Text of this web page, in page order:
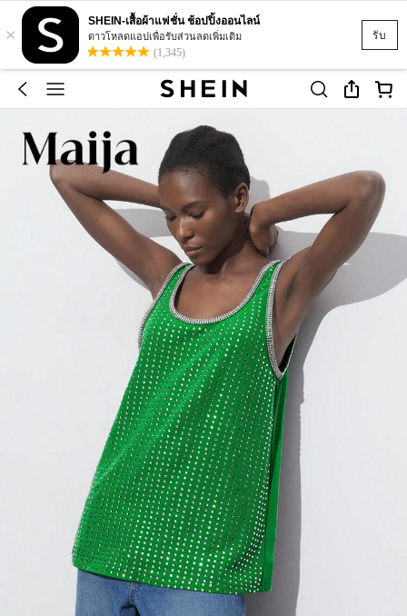
รับ
×
SHEIN-เสื้อผ้าแฟชั่น ช้อปปิ้งออนไลน์
ดาวโหลดแอปเพื่อรับส่วนลดเพิ่มเติม
(1,345)